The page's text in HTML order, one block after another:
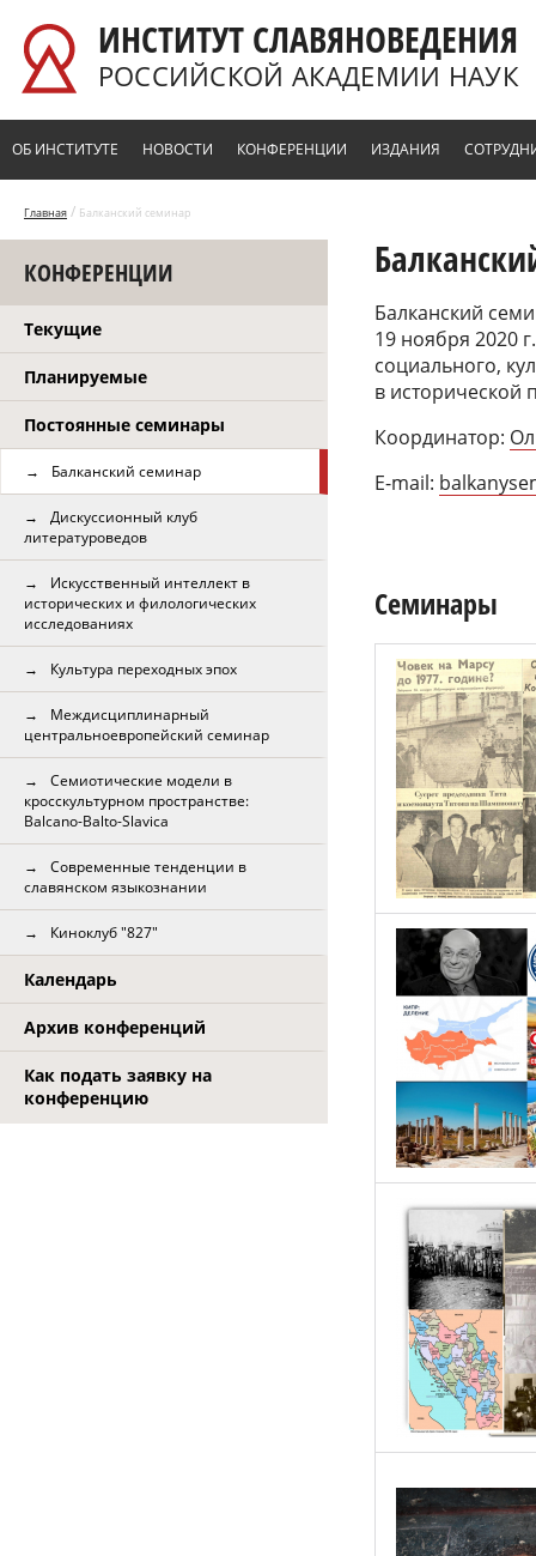
ИНСТИТУТ СЛАВЯНОВЕДЕНИЯ
РОССИЙСКОЙ АКАДЕМИИ НАУК
ОБ ИНСТИТУТЕ НОВОСТИ КОНФЕРЕНЦИИ ИЗДАНИЯ
Главная / Балканский семинар
КОНФЕРЕНЦИИ
Текущие
Планируемые
Постоянные семинары
Балканский семинар
Дискуссионный клуб
литературоведов
Искусственный интеллект в
исторических и филологических
исследованиях
Культура переходных эпох
Междисциплинарный
центральноевропейский семинар
Семиотические модели в
кросскультурном пространстве:
Balcano-Balto-Slavica
Современные тенденции в
славянском языкознании
Киноклуб "827"
Календарь
Архив конференций
Как подать заявку на
конференцию
Балканский
19 ноября 2020
социального,
в исторической
Координатор:
E-mail:
Семинары